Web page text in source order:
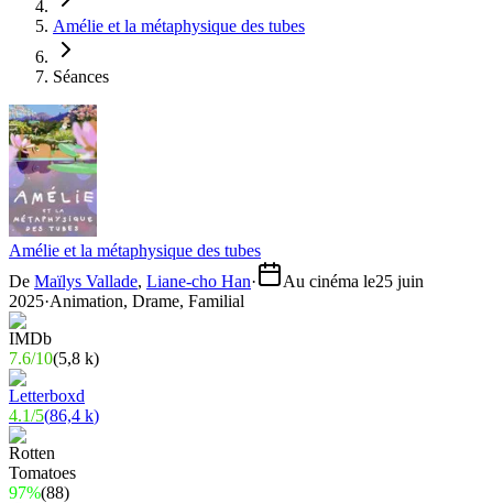
Amélie et la métaphysique des tubes
Séances
Amélie et la métaphysique des tubes
De Maïlys Vallade, Liane-cho Han· Au cinéma le25 juin
2025·Animation, Drame, Familial
7.6/10(5,8 k)
4.1/5(86,4 k)
97%(88)